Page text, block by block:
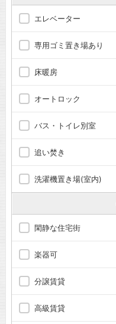
エレベーター
専用ゴミ置き場あり
床暖房
オートロック
バス・トイレ別室
追い焚き
洗濯機置き場(室内)
閑静な住宅街
楽器可
分譲賃貸
高級賃貸